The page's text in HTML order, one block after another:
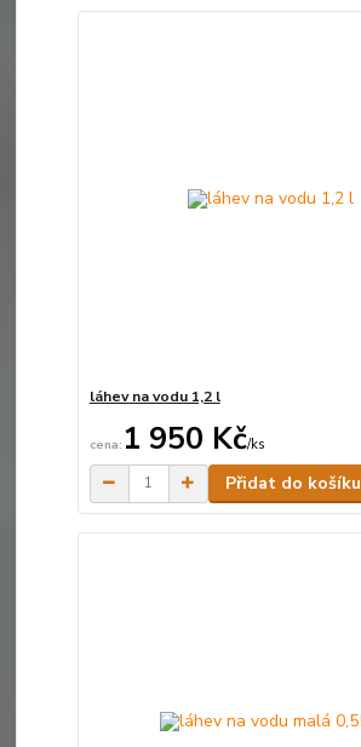
láhev na vodu 1,2 l
1 950 Kč/ks
Přidat do košíku